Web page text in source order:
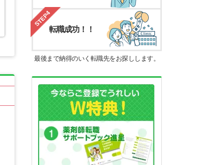
STEP4
転職成功！！
最後まで納得のいく転職先をお探しします。